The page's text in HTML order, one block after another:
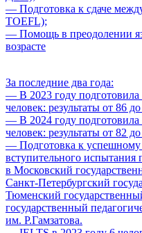
— Подготовка к сдаче
TOEFL);
— Помощь в преодолении
возрасте
За последние два года:
— В 2023 году
человек: результаты от 86
— В 2024 году
человек: результаты от 82
— Подготовка к
вступительного испытания
в Московский
Санкт-Петербургский
Тюменский
государственный
им. Р.Гамзатова.